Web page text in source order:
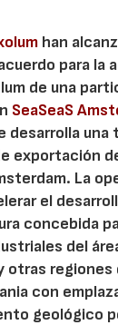
han
para la
de una
SeaSeaS
desarrolla una
exportación
La
el
concebida
del
otras regiones
con
geológico